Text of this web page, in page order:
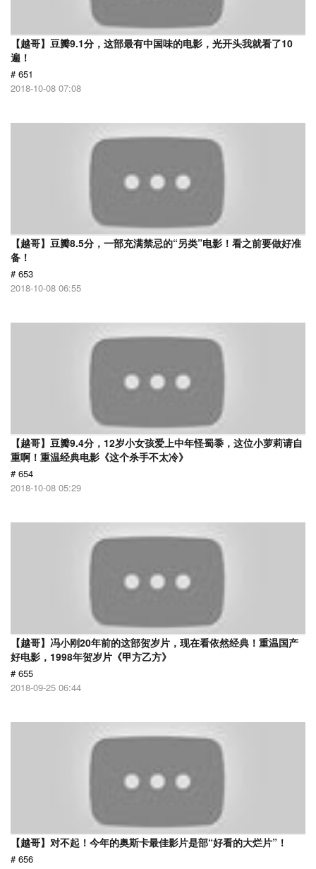
【越哥】豆瓣9.1分，这部最有中国味的电影，光开头我就看了10
遍！
# 651
2018-10-08 07:08
【越哥】豆瓣8.5分，一部充满禁忌的“另类”电影！看之前要做好准
备！
# 653
2018-10-08 06:55
【越哥】豆瓣9.4分，12岁小女孩爱上中年怪蜀黍，这位小萝莉请自
重啊！重温经典电影《这个杀手不太冷》
# 654
2018-10-08 05:29
【越哥】冯小刚20年前的这部贺岁片，现在看依然经典！重温国产
好电影，1998年贺岁片《甲方乙方》
# 655
2018-09-25 06:44
【越哥】对不起！今年的奥斯卡最佳影片是部“好看的大烂片”！
# 656